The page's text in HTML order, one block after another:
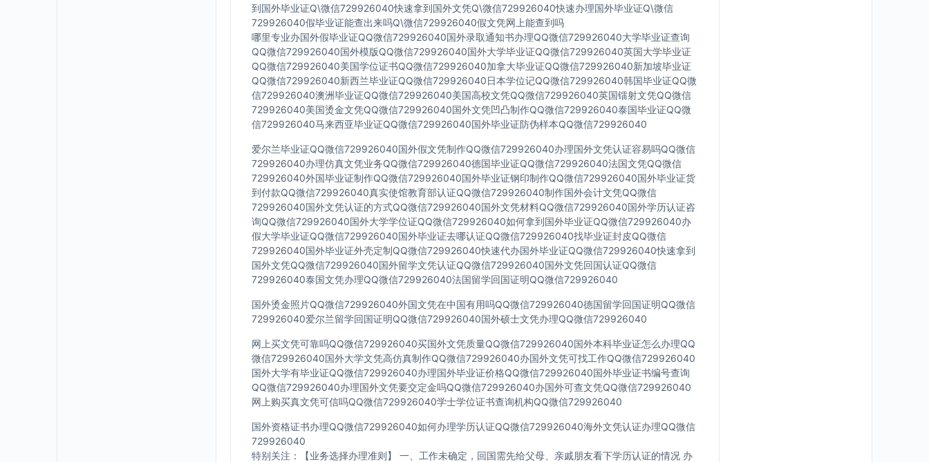
到国外毕业证Q\微信729926040快速拿到国外文凭Q\微信729926040快速办理国外毕业证Q\微信
729926040假毕业证能查出来吗Q\微信729926040假文凭网上能查到吗
哪里专业办国外假毕业证QQ微信729926040国外录取通知书办理QQ微信729926040大学毕业证查询
QQ微信729926040国外模版QQ微信729926040国外大学毕业证QQ微信729926040英国大学毕业证
QQ微信729926040美国学位证书QQ微信729926040加拿大毕业证QQ微信729926040新加坡毕业证
QQ微信729926040新西兰毕业证QQ微信729926040日本学位记QQ微信729926040韩国毕业证QQ微
信729926040澳洲毕业证QQ微信729926040美国高校文凭QQ微信729926040英国镭射文凭QQ微信
729926040美国烫金文凭QQ微信729926040国外文凭凹凸制作QQ微信729926040泰国毕业证QQ微
信729926040马来西亚毕业证QQ微信729926040国外毕业证防伪样本QQ微信729926040
爱尔兰毕业证QQ微信729926040国外假文凭制作QQ微信729926040办理国外文凭认证容易吗QQ微信
729926040办理仿真文凭业务QQ微信729926040德国毕业证QQ微信729926040法国文凭QQ微信
729926040外国毕业证制作QQ微信729926040国外毕业证钢印制作QQ微信729926040国外毕业证货
到付款QQ微信729926040真实使馆教育部认证QQ微信729926040制作国外会计文凭QQ微信
729926040国外文凭认证的方式QQ微信729926040国外文凭材料QQ微信729926040国外学历认证咨
询QQ微信729926040国外大学学位证QQ微信729926040如何拿到国外毕业证QQ微信729926040办
假大学毕业证QQ微信729926040国外毕业证去哪认证QQ微信729926040找毕业证封皮QQ微信
729926040国外毕业证外壳定制QQ微信729926040快速代办国外毕业证QQ微信729926040快速拿到
国外文凭QQ微信729926040国外留学文凭认证QQ微信729926040国外文凭回国认证QQ微信
729926040泰国文凭办理QQ微信729926040法国留学回国证明QQ微信729926040
国外烫金照片QQ微信729926040外国文凭在中国有用吗QQ微信729926040德国留学回国证明QQ微信
729926040爱尔兰留学回国证明QQ微信729926040国外硕士文凭办理QQ微信729926040
网上买文凭可靠吗QQ微信729926040买国外文凭质量QQ微信729926040国外本科毕业证怎么办理QQ
微信729926040国外大学文凭高仿真制作QQ微信729926040办国外文凭可找工作QQ微信729926040
国外大学有毕业证QQ微信729926040办理国外毕业证价格QQ微信729926040国外毕业证书编号查询
QQ微信729926040办理国外文凭要交定金吗QQ微信729926040办国外可查文凭QQ微信729926040
网上购买真文凭可信吗QQ微信729926040学士学位证书查询机构QQ微信729926040
国外资格证书办理QQ微信729926040如何办理学历认证QQ微信729926040海外文凭认证办理QQ微信
729926040
特别关注：【业务选择办理准则】 一、工作未确定，回国需先给父母、亲戚朋友看下学历认证的情况 办